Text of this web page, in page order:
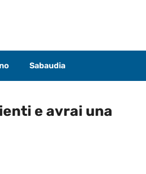
Sabaudia
e avrai una